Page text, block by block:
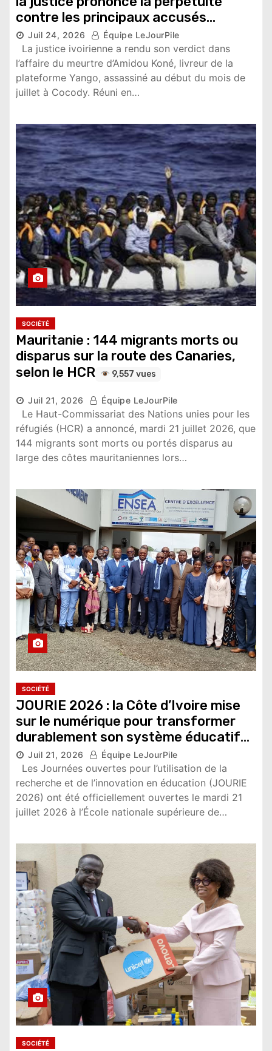
contre les principaux accusés
4,550 vues
Juil 24, 2026 Équipe LeJourPile
La justice ivoirienne a rendu son verdict dans
l’affaire du meurtre d’Amidou Koné, livreur de la
plateforme Yango, assassiné au début du mois de
juillet à Cocody. Réuni en…
SOCIÉTÉ
Mauritanie : 144 migrants morts ou
disparus sur la route des Canaries,
selon le HCR
9,557 vues
Juil 21, 2026 Équipe LeJourPile
Le Haut-Commissariat des Nations unies pour les
réfugiés (HCR) a annoncé, mardi 21 juillet 2026, que
144 migrants sont morts ou portés disparus au
large des côtes mauritaniennes lors…
SOCIÉTÉ
JOURIE 2026 : la Côte d’Ivoire mise
sur le numérique pour transformer
durablement son système éducatif
2,485 vues
Juil 21, 2026 Équipe LeJourPile
Les Journées ouvertes pour l’utilisation de la
recherche et de l’innovation en éducation (JOURIE
2026) ont été officiellement ouvertes le mardi 21
juillet 2026 à l’École nationale supérieure de…
SOCIÉTÉ